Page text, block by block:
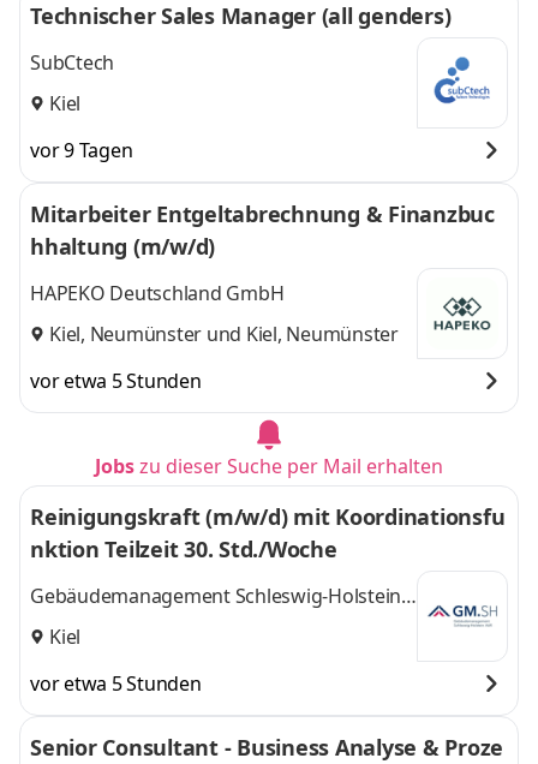
Technischer Sales Manager (all genders)
SubCtech
Kiel
vor 9 Tagen
Mitarbeiter Entgeltabrechnung & Finanzbuc
hhaltung (m/w/d)
HAPEKO Deutschland GmbH
Kiel, Neumünster und Kiel, Neumünster
vor etwa 5 Stunden
Jobszu dieser Suche per Mail erhalten
Reinigungskraft (m/w/d) mit Koordinationsfu
nktion Teilzeit 30. Std./Woche
Gebäudemanagement Schleswig-Holstein
AöR (GMSH)
Kiel
vor etwa 5 Stunden
Senior Consultant - Business Analyse & Proze